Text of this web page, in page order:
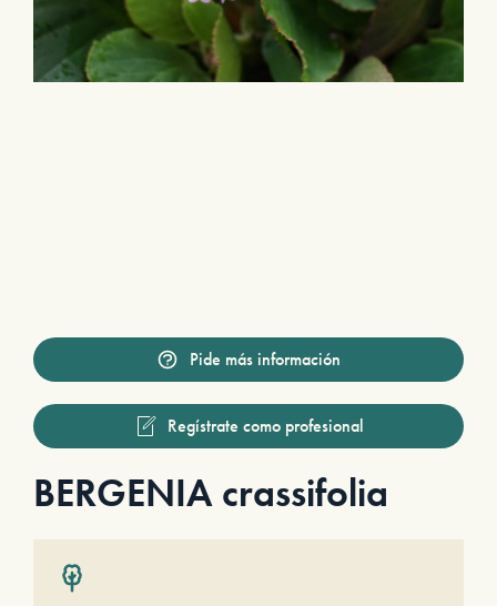
Pide más información
Regístrate como profesional
BERGENIA crassifolia